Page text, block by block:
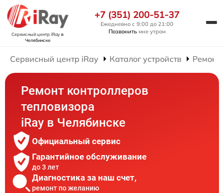
Сервисный центр iRayв
Челябинске
+7 (351) 200-51-37
Ежедневно с 9:00 до 21:00
Позвонить мне утром
Сервисный центр iRay Каталог устройств Ремонт
Ремонт контроллеров
тепловизора
iRay в Челябинске
Официальный сервис
Гарантийное обслуживание
до 3 лет
Диагностика за наш счет,
ремонт по желанию